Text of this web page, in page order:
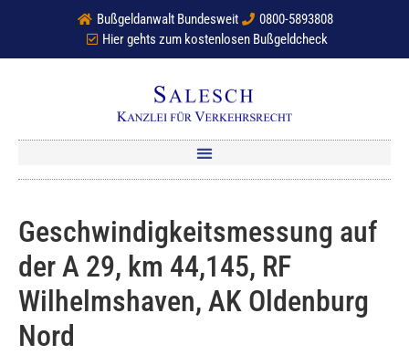
Bußgeldanwalt Bundesweit
0800-5893808
Hier gehts zum kostenlosen Bußgeldcheck
Geschwindigkeitsmessung auf
der A 29, km 44,145, RF
Wilhelmshaven, AK Oldenburg
Nord